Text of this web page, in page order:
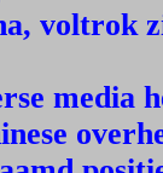
voltrok
media